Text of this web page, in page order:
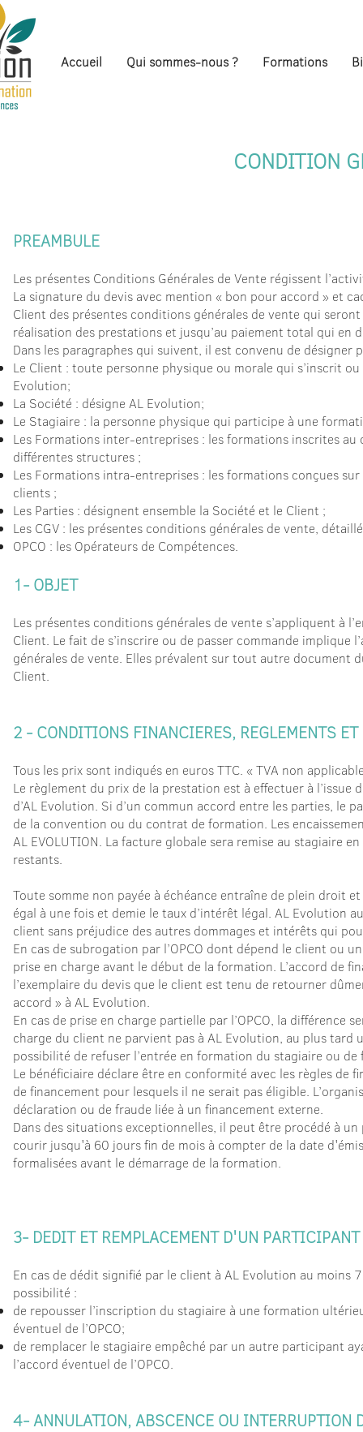
Accueil Qui sommes-nous ? Formations
CONDITION
PREAMBULE
Les présentes Conditions Générales de Vente régissent
La signature du devis avec mention « bon pour accord » et
Client des présentes conditions générales de vente qui
réalisation des prestations et jusqu’au paiement total qui en
Dans les paragraphes qui suivent, il est convenu de désigner
Le Client : toute personne physique ou morale qui s’inscrit
Evolution;
La Société : désigne AL Evolution;
Le Stagiaire : la personne physique qui participe à une
Les Formations inter-entreprises : les formations inscrites
différentes structures ;
Les Formations intra-entreprises : les formations conçues
clients ;
Les Parties : désignent ensemble la Société et le Client ;
Les CGV : les présentes conditions générales de vente,
OPCO : les Opérateurs de Compétences.
1- OBJET
Les présentes conditions générales de vente s’appliquent à
Client. Le fait de s’inscrire ou de passer commande
générales de vente. Elles prévalent sur tout autre document
Client.
2 - CONDITIONS FINANCIERES, REGLEMENTS
Tous les prix sont indiqués en euros TTC. « TVA non
Le règlement du prix de la prestation est à effectuer à
d’AL Evolution. Si d’un commun accord entre les parties, le
de la convention ou du contrat de formation. Les
AL EVOLUTION. La facture globale sera remise au stagiaire
restants.
Toute somme non payée à échéance entraîne de plein droit
égal à une fois et demie le taux d’intérêt légal. AL Evolution
client sans préjudice des autres dommages et intérêts qui
En cas de subrogation par l’OPCO dont dépend le client ou
prise en charge avant le début de la formation. L’accord de
l’exemplaire du devis que le client est tenu de retourner
accord » à AL Evolution.
En cas de prise en charge partielle par l’OPCO, la
charge du client ne parvient pas à AL Evolution, au plus
possibilité de refuser l’entrée en formation du stagiaire ou
Le bénéficiaire déclare être en conformité avec les règles de
de financement pour lesquels il ne serait pas éligible.
déclaration ou de fraude liée à un financement externe.
Dans des situations exceptionnelles, il peut être procédé à
courir jusqu'à 60 jours fin de mois à compter de la date
formalisées avant le démarrage de la formation.
3- DEDIT ET REMPLACEMENT D'UN PARTICIPANT
En cas de dédit signifié par le client à AL Evolution au
possibilité :
de repousser l’inscription du stagiaire à une formation
éventuel de l’OPCO;
de remplacer le stagiaire empêché par un autre participant
l’accord éventuel de l’OPCO.
4- ANNULATION, ABSCENCE OU INTERRUPTION